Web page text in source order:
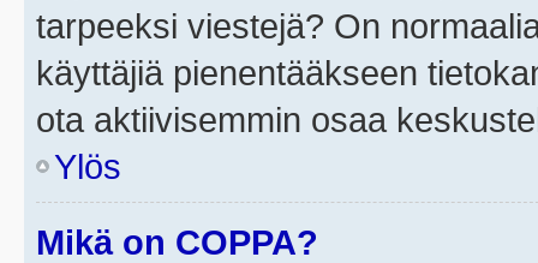
tarpeeksi viestejä? On
käyttäjiä pienentääkseen
ota aktiivisemmin osaa
Ylös
Mikä on COPPA?